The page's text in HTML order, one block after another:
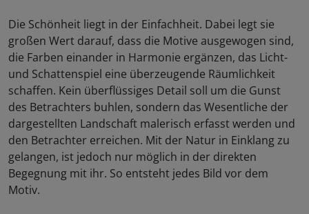
Die Schönheit liegt in der Einfachheit. Dabei legt sie
großen Wert darauf, dass die Motive ausgewogen sind,
die Farben einander in Harmonie ergänzen, das Licht-
und Schattenspiel eine überzeugende Räumlichkeit
schaffen. Kein überflüssiges Detail soll um die Gunst
des Betrachters buhlen, sondern das Wesentliche der
dargestellten Landschaft malerisch erfasst werden und
den Betrachter erreichen. Mit der Natur in Einklang zu
gelangen, ist jedoch nur möglich in der direkten
Begegnung mit ihr. So entsteht jedes Bild vor dem
Motiv.